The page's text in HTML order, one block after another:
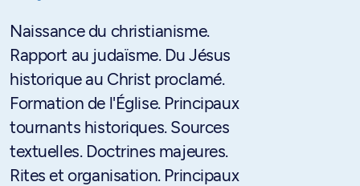
Naissance du christianisme.
Rapport au judaïsme. Du Jésus
historique au Christ proclamé.
Formation de l'Église. Principaux
tournants historiques. Sources
textuelles. Doctrines majeures.
Rites et organisation. Principaux